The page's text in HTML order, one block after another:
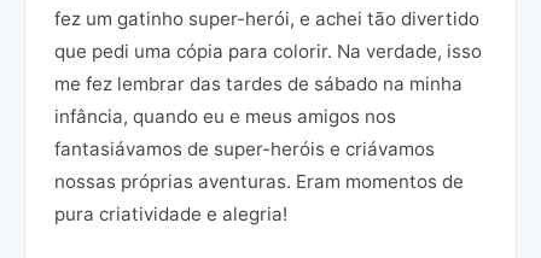
fez um gatinho super-herói, e achei tão divertido
que pedi uma cópia para colorir. Na verdade, isso
me fez lembrar das tardes de sábado na minha
infância, quando eu e meus amigos nos
fantasiávamos de super-heróis e criávamos
nossas próprias aventuras. Eram momentos de
pura criatividade e alegria!